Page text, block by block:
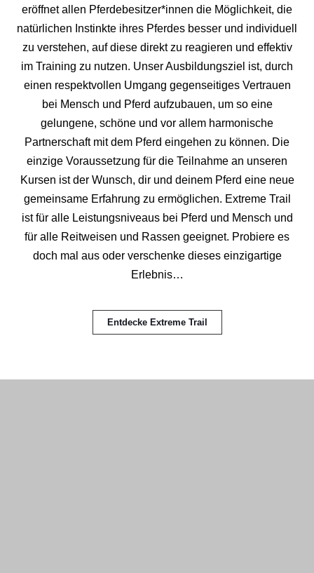
eröffnet allen Pferdebesitzer*innen die Möglichkeit, die
natürlichen Instinkte ihres Pferdes besser und individuell
zu verstehen, auf diese direkt zu reagieren und effektiv
im Training zu nutzen. Unser Ausbildungsziel ist, durch
einen respektvollen Umgang gegenseitiges Vertrauen
bei Mensch und Pferd aufzubauen, um so eine
gelungene, schöne und vor allem harmonische
Partnerschaft mit dem Pferd eingehen zu können. Die
einzige Voraussetzung für die Teilnahme an unseren
Kursen ist der Wunsch, dir und deinem Pferd eine neue
gemeinsame Erfahrung zu ermöglichen. Extreme Trail
ist für alle Leistungsniveaus bei Pferd und Mensch und
für alle Reitweisen und Rassen geeignet. Probiere es
doch mal aus oder verschenke dieses einzigartige
Erlebnis…
Entdecke Extreme Trail